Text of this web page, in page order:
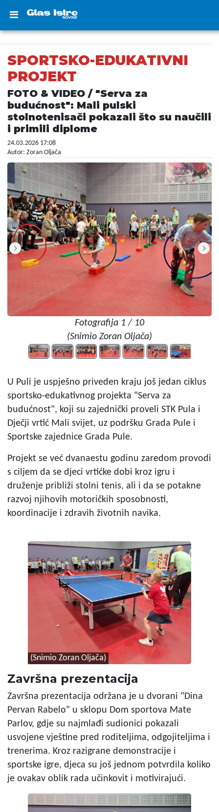
SPORTSKO-EDUKATIVNI
PROJEKT
FOTO & VIDEO / "Serva za
budućnost": Mali pulski
stolnotenisači pokazali što su naučili
i primili diplome
24.03.2026 17:08
Autor: Zoran Oljača
Fotografija 1 / 10
(Snimio Zoran Oljača)
U Puli je uspješno priveden kraju još jedan ciklus
sportsko-edukativnog projekta "Serva za
budućnost", koji su zajednički proveli STK Pula i
Dječji vrtić Mali svijet, uz podršku Grada Pule i
Sportske zajednice Grada Pule.
Projekt se već dvanaestu godinu zaredom provodi
s ciljem da se djeci vrtićke dobi kroz igru i
druženje približi stolni tenis, ali i da se potakne
razvoj njihovih motoričkih sposobnosti,
koordinacije i zdravih životnih navika.
(Snimio Zoran Oljača)
Završna prezentacija
Završna prezentacija održana je u dvorani "Dina
Pervan Rabelo" u sklopu Dom sportova Mate
Parlov, gdje su najmlađi sudionici pokazali
usvojene vještine pred roditeljima, odgojiteljima i
trenerima. Kroz razigrane demonstracije i
sportske igre, djeca su još jednom potvrdila koliko
je ovakav oblik rada učinkovit i motivirajući.